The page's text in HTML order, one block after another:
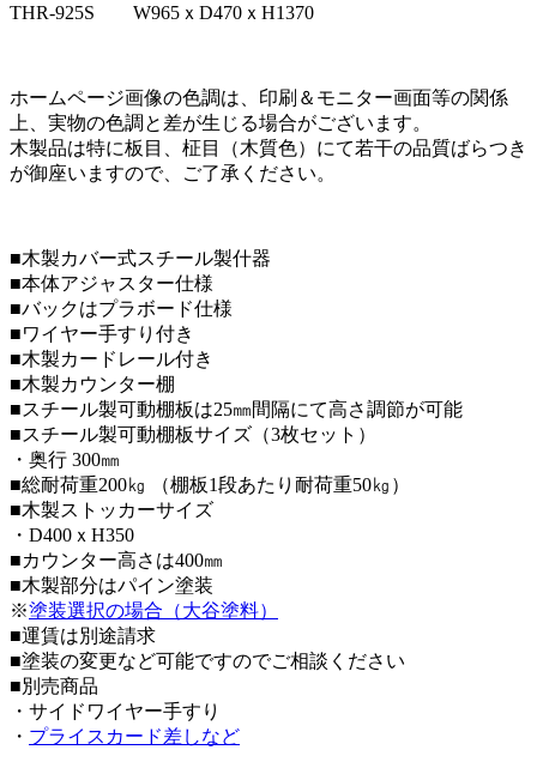
THR-925S W965ｘD470ｘH1370
ホームページ画像の色調は、印刷＆モニター画面等の関係
上、実物の色調と差が生じる場合がございます。
木製品は特に板目、柾目（木質色）にて若干の品質ばらつき
が御座いますので、ご了承ください。
■木製カバー式スチール製什器
■本体アジャスター仕様
■バックはプラボード仕様
■ワイヤー手すり付き
■木製カードレール付き
■木製カウンター棚
■スチール製可動棚板は25㎜間隔にて高さ調節が可能
■スチール製可動棚板サイズ（3枚セット）
・奥行 300㎜
■総耐荷重200㎏ （棚板1段あたり耐荷重50㎏）
■木製ストッカーサイズ
・D400ｘH350
■カウンター高さは400㎜
■木製部分はパイン塗装
※塗装選択の場合（大谷塗料）
■運賃は別途請求
■塗装の変更など可能ですのでご相談ください
■別売商品
・サイドワイヤー手すり
・ プライスカード差しなど